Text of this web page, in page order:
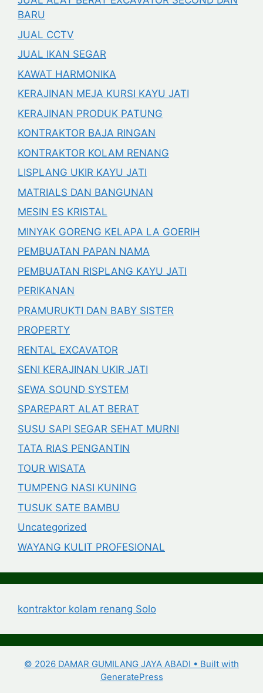
BARU
JUAL CCTV
JUAL IKAN SEGAR
KAWAT HARMONIKA
KERAJINAN MEJA KURSI KAYU JATI
KERAJINAN PRODUK PATUNG
KONTRAKTOR BAJA RINGAN
KONTRAKTOR KOLAM RENANG
LISPLANG UKIR KAYU JATI
MATRIALS DAN BANGUNAN
MESIN ES KRISTAL
MINYAK GORENG KELAPA LA GOERIH
PEMBUATAN PAPAN NAMA
PEMBUATAN RISPLANG KAYU JATI
PERIKANAN
PRAMURUKTI DAN BABY SISTER
PROPERTY
RENTAL EXCAVATOR
SENI KERAJINAN UKIR JATI
SEWA SOUND SYSTEM
SPAREPART ALAT BERAT
SUSU SAPI SEGAR SEHAT MURNI
TATA RIAS PENGANTIN
TOUR WISATA
TUMPENG NASI KUNING
TUSUK SATE BAMBU
Uncategorized
WAYANG KULIT PROFESIONAL
kontraktor kolam renang Solo
© 2026 DAMAR GUMILANG JAYA ABADI • Built with
GeneratePress